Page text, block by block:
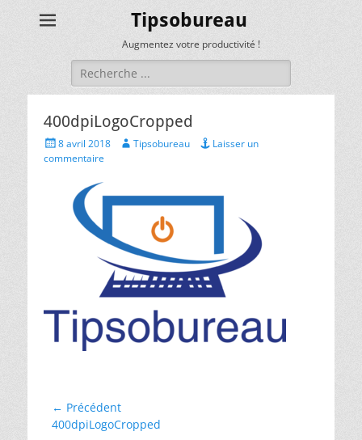
Tipsobureau
Augmentez votre productivité !
Rechercher :
400dpiLogoCropped
Posted
on
8 avril 2018 Author
Tipsobureau
Laisser un
commentaire
Navigation
de
← Précédent
Article
400dpiLogoCropped